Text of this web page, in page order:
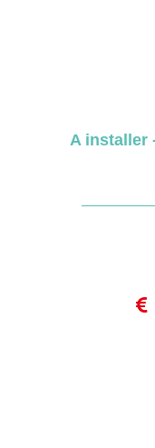
A installer
